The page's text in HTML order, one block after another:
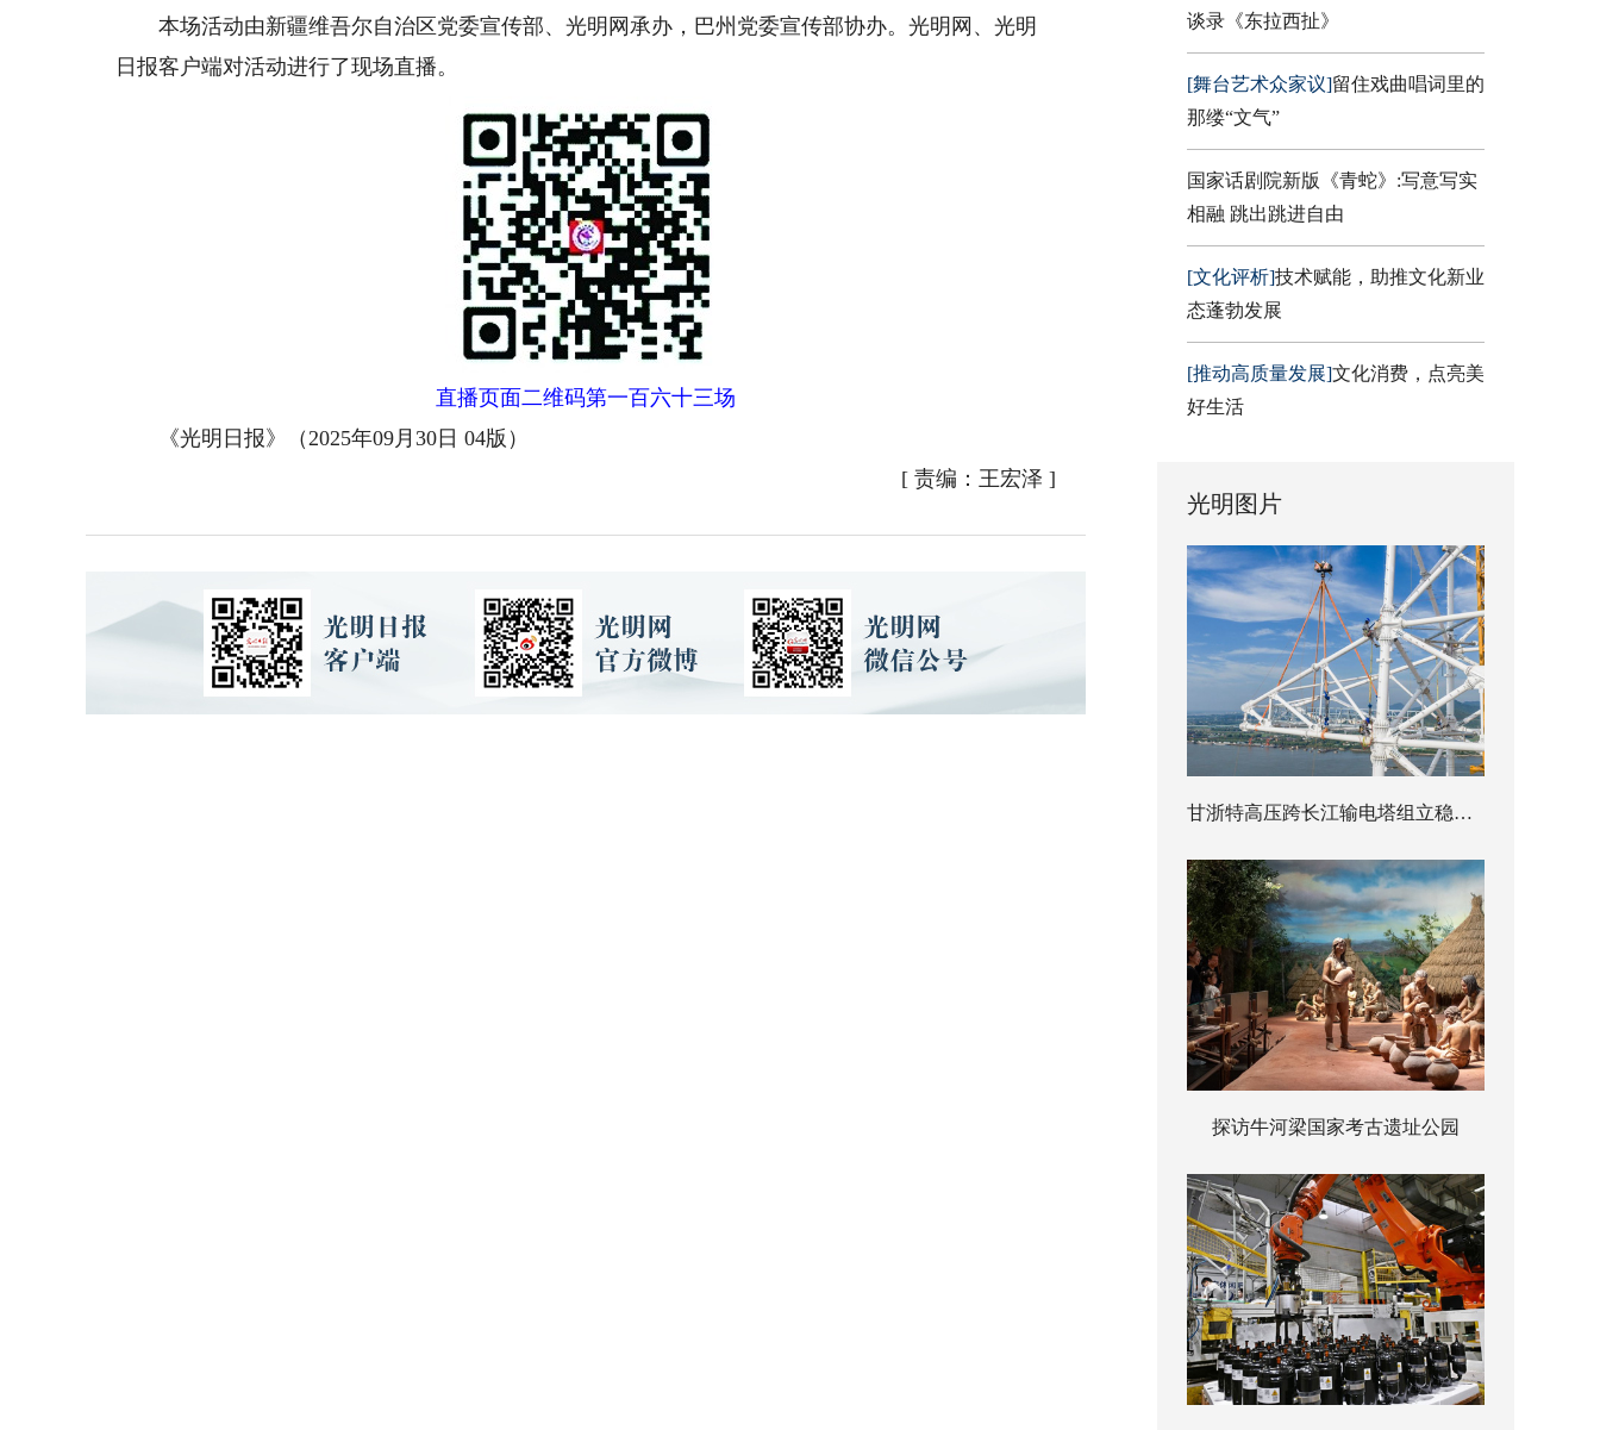
本场活动由新疆维吾尔自治区党委宣传部、光明网承办，巴州党委宣传部协办。光明网、光明
日报客户端对活动进行了现场直播。
直播页面二维码第一百六十三场
《光明日报》（2025年09月30日 04版）
[ 责编：王宏泽 ]
谈录《东拉西扯》
[舞台艺术众家议]留住戏曲唱词里的
那缕“文气”
国家话剧院新版《青蛇》:写意写实
相融 跳出跳进自由
[文化评析]技术赋能，助推文化新业
态蓬勃发展
[推动高质量发展]文化消费，点亮美
好生活
光明图片
甘浙特高压跨长江输电塔组立稳步推进
探访牛河梁国家考古遗址公园